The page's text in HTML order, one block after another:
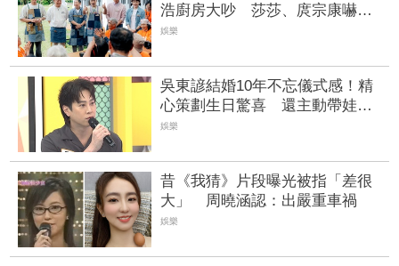
浩廚房大吵 莎莎、庹宗康嚇傻
避難
娛樂
吳東諺結婚10年不忘儀式感！精
心策劃生日驚喜 還主動帶娃羨
煞人妻女星
娛樂
昔《我猜》片段曝光被指「差很
大」 周曉涵認：出嚴重車禍
娛樂